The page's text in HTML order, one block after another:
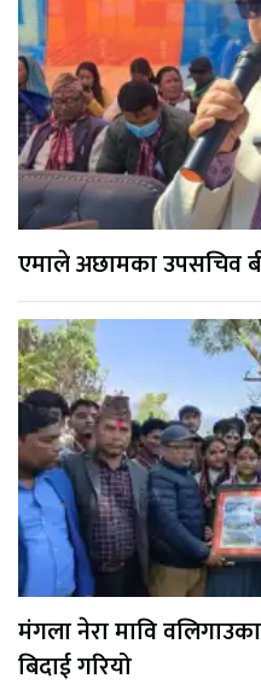
एमाले अछामका उपसचिव
मंगला नेरा मावि वलिगाउका
बिदाई गरियो